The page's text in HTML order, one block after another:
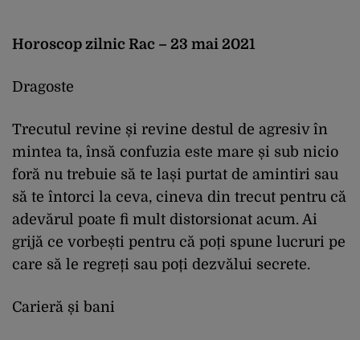
Horoscop zilnic Rac – 23 mai 2021
Dragoste
Trecutul revine și revine destul de agresiv în
mintea ta, însă confuzia este mare și sub nicio
foră nu trebuie să te lași purtat de amintiri sau
să te întorci la ceva, cineva din trecut pentru că
adevărul poate fi mult distorsionat acum. Ai
grijă ce vorbești pentru că poți spune lucruri pe
care să le regreți sau poți dezvălui secrete.
Carieră și bani